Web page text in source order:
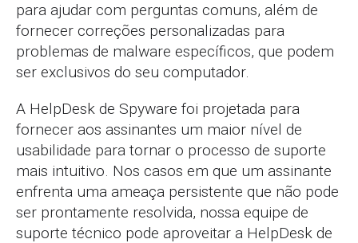
para ajudar com perguntas comuns, além de
fornecer correções personalizadas para
problemas de malware específicos, que podem
ser exclusivos do seu computador.
A HelpDesk de Spyware foi projetada para
fornecer aos assinantes um maior nível de
usabilidade para tornar o processo de suporte
mais intuitivo. Nos casos em que um assinante
enfrenta uma ameaça persistente que não pode
ser prontamente resolvida, nossa equipe de
suporte técnico pode aproveitar a HelpDesk de